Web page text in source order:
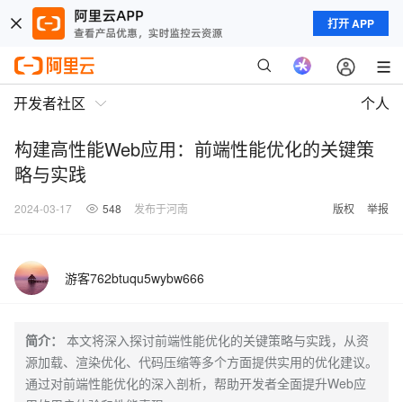
打开 APP
开发者社区 个人
构建高性能Web应用：前端性能优化的关键策
略与实践
2024-03-17 548 发布于河南 版权 举报
游客762btuqu5wybw666
简介：
本文将深入探讨前端性能优化的关键策略与实践，从资
源加载、渲染优化、代码压缩等多个方面提供实用的优化建议。
通过对前端性能优化的深入剖析，帮助开发者全面提升Web应